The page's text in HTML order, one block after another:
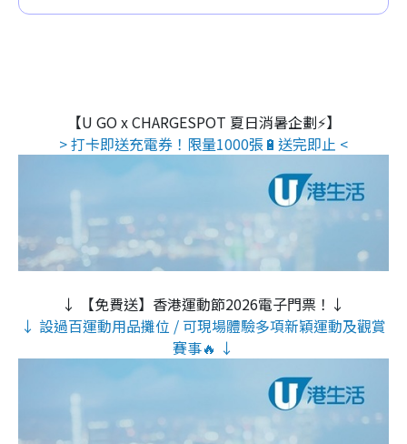
【U GO x CHARGESPOT 夏日消暑企劃⚡】
> 打卡即送充電券！限量1000張🔋送完即止 <
↓ 【免費送】香港運動節2026電子門票！↓
↓ 設過百運動用品攤位 / 可現場體驗多項新穎運動及觀賞
賽事🔥 ↓